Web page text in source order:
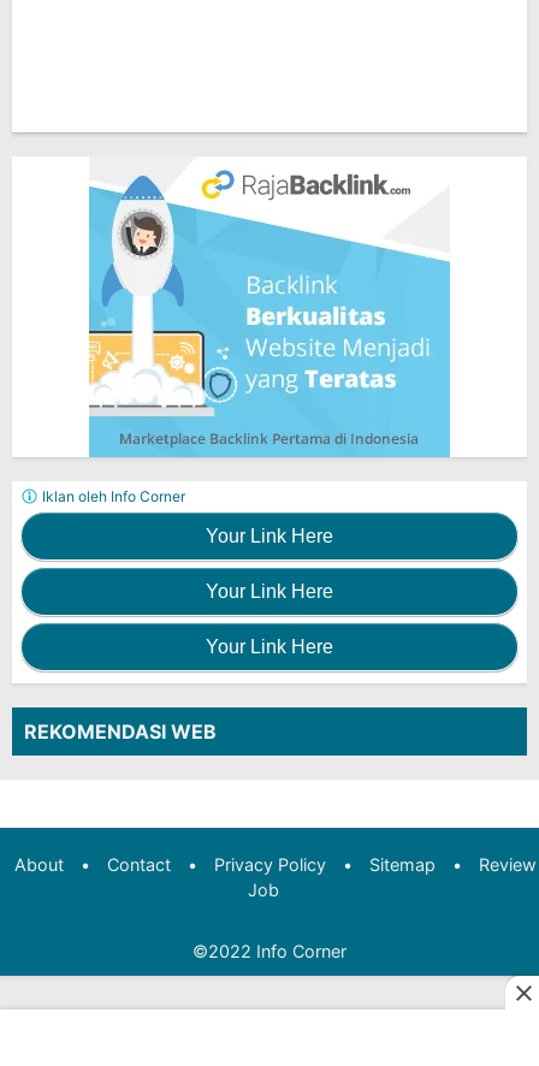
Your Link Here
Your Link Here
Your Link Here
Iklan oleh Info Corner
REKOMENDASI WEB
About • Contact • Privacy Policy • Sitemap •
Review
Job
©2022 Info Corner